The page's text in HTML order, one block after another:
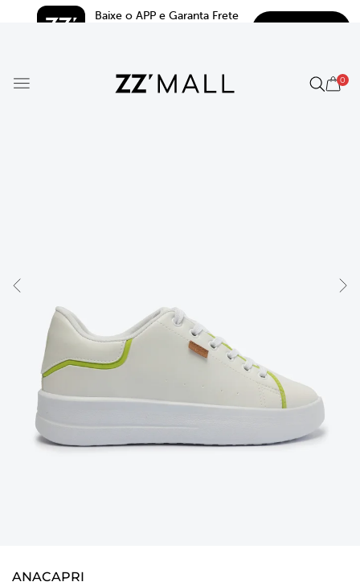
Baixe o APP e Garanta Frete
0
ANACAPRI